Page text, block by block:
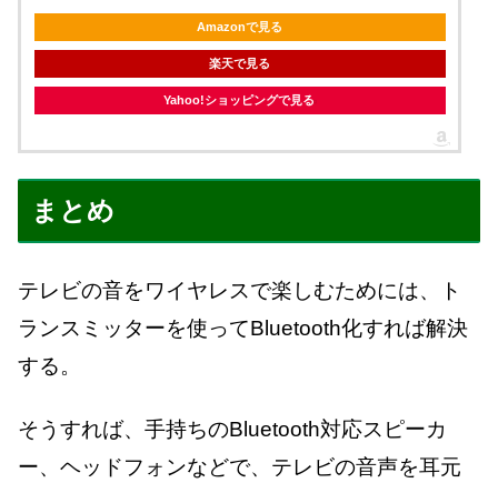
Amazonで見る
楽天で見る
Yahoo!ショッピングで見る
まとめ
テレビの音をワイヤレスで楽しむためには、ト
ランスミッターを使ってBluetooth化すれば解決
する。
そうすれば、手持ちのBluetooth対応スピーカ
ー、ヘッドフォンなどで、テレビの音声を耳元